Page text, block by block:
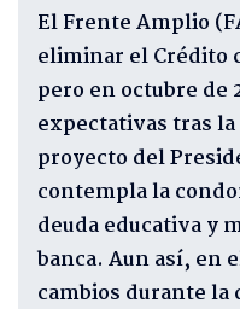
El Frente Amplio
eliminar el Crédito
pero en octubre de
expectativas tras
proyecto del
contempla la
deuda educativa y
banca. Aun así, en
cambios durante